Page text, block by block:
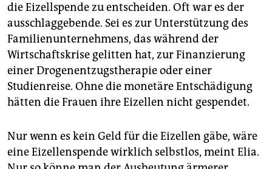
die Eizellspende zu entscheiden. Oft war es der
ausschlaggebende. Sei es zur Unterstützung des
Familienunternehmens, das während der
Wirtschaftskrise gelitten hat, zur Finanzierung
einer Drogenentzugstherapie oder einer
Studienreise. Ohne die monetäre Entschädigung
hätten die Frauen ihre Eizellen nicht gespendet.
Nur wenn es kein Geld für die Eizellen gäbe, wäre
eine Eizellenspende wirklich selbstlos, meint Elia.